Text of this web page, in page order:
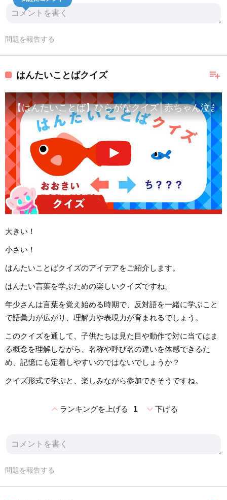
問題を報告する
playlist_add
はんたいことばクイズ
【はんたいことば】ひらがなクイズ│赤ちゃん泣き
大きい！
小さい！
はんたいことばクイズのアイデアをご紹介します。
はんたい言葉を学ぶための楽しいクイズですね。
年少さんは言葉を覚え始める時期で、反対語を一緒に学ぶこと
で語彙力が広がり、理解力や表現力が育まれるでしょう。
このクイズを通して、子供たちは見た目や動作で対に当てはま
る概念を理解しながら、名称や呼び名の違いを体感できるた
め、記憶にも定着しやすいのではないでしょうか？
クイズ形式で学ぶと、楽しみながら参加できそうですね。
expand_lessランキングを上げる 1 expand_more下げる
問題を報告する